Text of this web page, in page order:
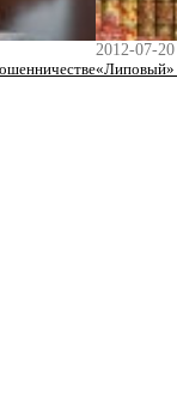
2012-07-
«Липовый»